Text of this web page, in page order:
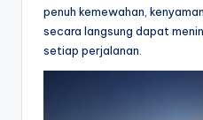
penuh kemewahan,
secara langsung dapat
setiap perjalanan.